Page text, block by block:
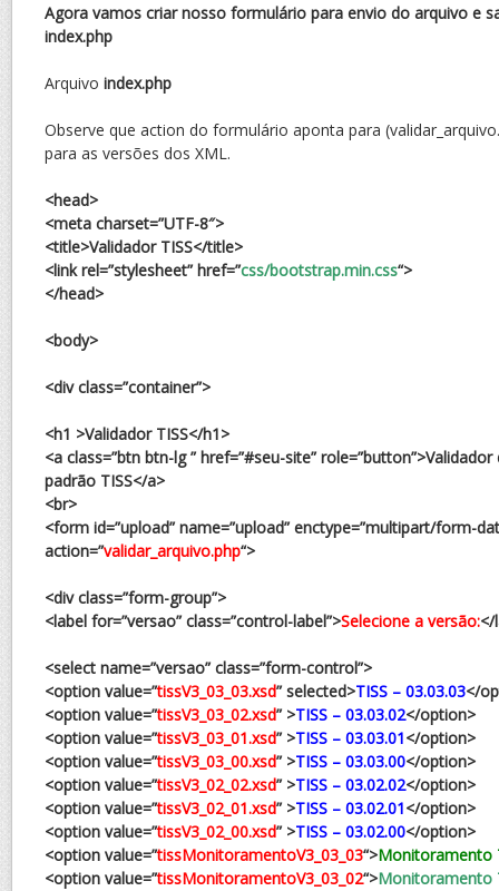
Agora vamos criar nosso formulário para envio do arquivo e
index.php
Arquivo index.php
Observe que action do formulário aponta para
para as versões dos XML.
<head>
<meta charset=”UTF-8″>
<title>Validador TISS</title>
<link rel=”stylesheet” href=”css/bootstrap.min.css“>
</head>
<body>
<div class=”container”>
<h1 >Validador TISS</h1>
<a class=”btn btn-lg ” href=”#seu-site”
padrão TISS</a>
<br>
<form id=”upload” name=”upload” enctype=”multipart/form-
action=”validar_arquivo.php“>
<div class=”form-group”>
<label for=”versao” class=”control-label”>Selecione a versão:</
<select name=”versao” class=”form-control”>
<option value=”tissV3_03_03.xsd” selected>TISS – 03.03.03</
<option value=”tissV3_03_02.xsd” >TISS – 03.03.02</option>
<option value=”tissV3_03_01.xsd” >TISS – 03.03.01</option>
<option value=”tissV3_03_00.xsd” >TISS – 03.03.00</option>
<option value=”tissV3_02_02.xsd” >TISS – 03.02.02</option>
<option value=”tissV3_02_01.xsd” >TISS – 03.02.01</option>
<option value=”tissV3_02_00.xsd” >TISS – 03.02.00</option>
<option value=”tissMonitoramentoV3_03_03“>Monitoramento
<option value=”tissMonitoramentoV3_03_02“>Monitoramento